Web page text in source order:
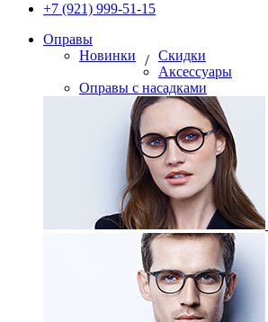
+7 (921) 999-51-15
Оправы
Новинки
/ Скидки
Аксессуары
Оправы с насадками